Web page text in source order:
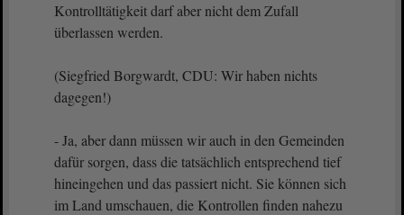
Kontrolltätigkeit darf aber nicht dem Zufall
überlassen werden.
(Siegfried Borgwardt, CDU: Wir haben nichts
dagegen!)
- Ja, aber dann müssen wir auch in den Gemeinden
dafür sorgen, dass die tatsächlich entsprechend tief
hineingehen und das passiert nicht. Sie können sich
im Land umschauen, die Kontrollen finden nahezu